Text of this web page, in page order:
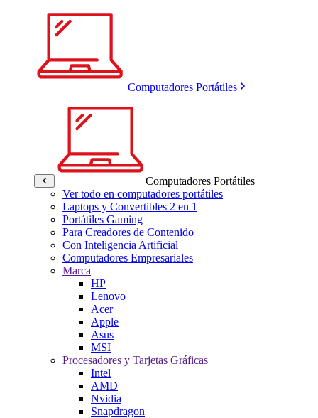
Computadores Portátiles
Computadores Portátiles
Ver todo en computadores portátiles
Laptops y Convertibles 2 en 1
Portátiles Gaming
Para Creadores de Contenido
Con Inteligencia Artificial
Computadores Empresariales
Marca
HP
Lenovo
Acer
Apple
Asus
MSI
Procesadores y Tarjetas Gráficas
Intel
AMD
Nvidia
Snapdragon